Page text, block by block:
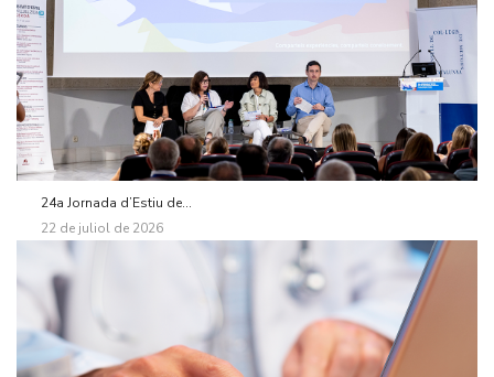
24a Jornada d’Estiu de...
22 de juliol de 2026